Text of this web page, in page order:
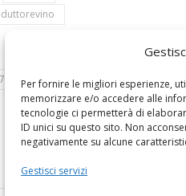
Per fornire le migliori esperienze,
memorizzare e/o accedere alle
tecnologie ci permetterà di
ID unici su questo sito. Non
negativamente su alcune
Gestisci servizi